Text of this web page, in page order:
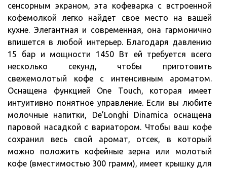
сенсорным экраном, эта кофеварка с встроенной
кофемолкой легко найдет свое место на вашей
кухне. Элегантная и современная, она гармонично
впишется в любой интерьер. Благодаря давлению
15 бар и мощности 1450 Вт ей требуется всего
несколько секунд, чтобы приготовить
свежемолотый кофе с интенсивным ароматом.
Оснащена функцией One Touch, которая имеет
интуитивно понятное управление. Если вы любите
молочные напитки, De’Longhi Dinamica оснащена
паровой насадкой с вариатором. Чтобы ваш кофе
сохранил весь свой аромат, отсек, в который
можно положить кофейные зерна или молотый
кофе (вместимостью 300 грамм), имеет крышку для